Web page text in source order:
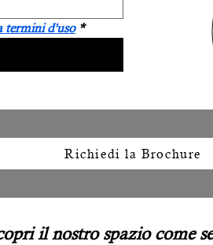
termini d'uso *
Richiedi la Brochure
il nostro spazio come